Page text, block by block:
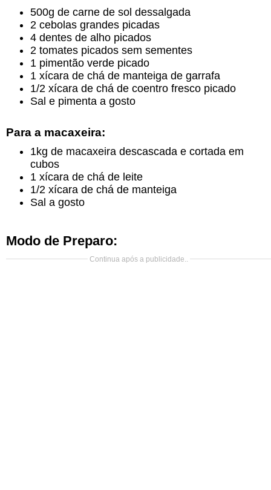
500g de carne de sol dessalgada
2 cebolas grandes picadas
4 dentes de alho picados
2 tomates picados sem sementes
1 pimentão verde picado
1 xícara de chá de manteiga de garrafa
1/2 xícara de chá de coentro fresco picado
Sal e pimenta a gosto
Para a macaxeira:
1kg de macaxeira descascada e cortada em
cubos
1 xícara de chá de leite
1/2 xícara de chá de manteiga
Sal a gosto
Modo de Preparo:
Continua após a publicidade..